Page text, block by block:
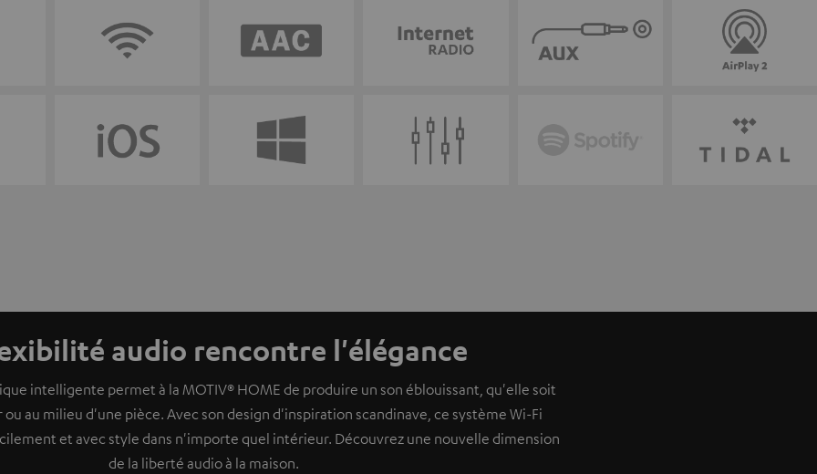
audio rencontre l'élégance
intelligente permet à la MOTIV® HOME de produire un son éblouissant, qu'elle soit
au milieu d'une pièce. Avec son design d'inspiration scandinave, ce système Wi-Fi
et avec style dans n'importe quel intérieur. Découvrez une nouvelle dimension
de la liberté audio à la maison.